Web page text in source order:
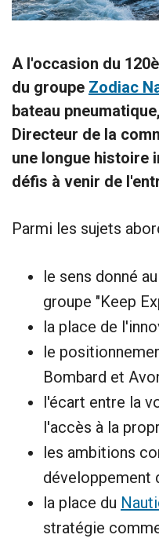
A l'occasion du
du groupe Zodiac
bateau
Directeur de la
une longue histoire
défis à venir de
Parmi les sujets
le sens donné
groupe "Keep
la place de
le
Bombard et
l'écart entre la
l'accès à la
les ambitions
développement
la place du
stratégie